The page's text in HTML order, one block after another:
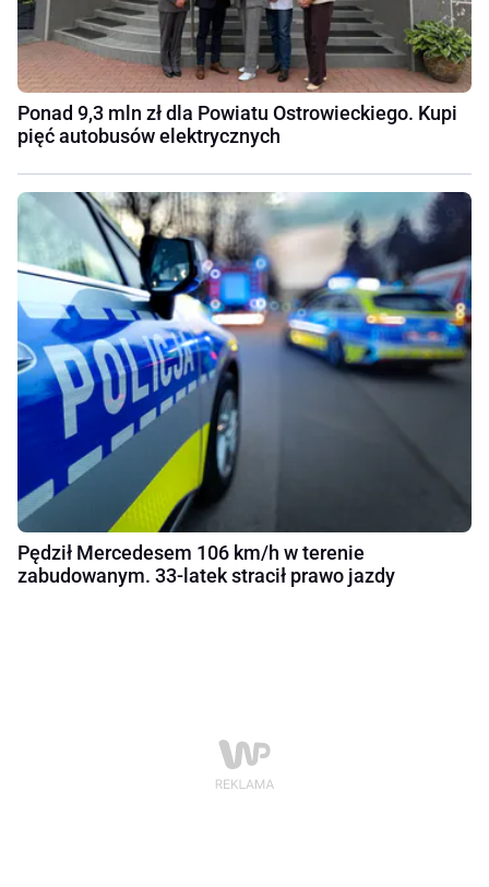
Ponad 9,3 mln zł dla Powiatu Ostrowieckiego. Kupi
pięć autobusów elektrycznych
Pędził Mercedesem 106 km/h w terenie
zabudowanym. 33-latek stracił prawo jazdy